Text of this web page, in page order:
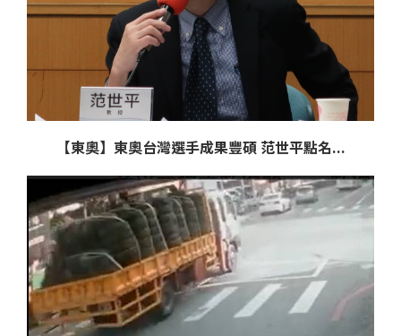
【東奧】東奧台灣選手成果豐碩 范世平點名...